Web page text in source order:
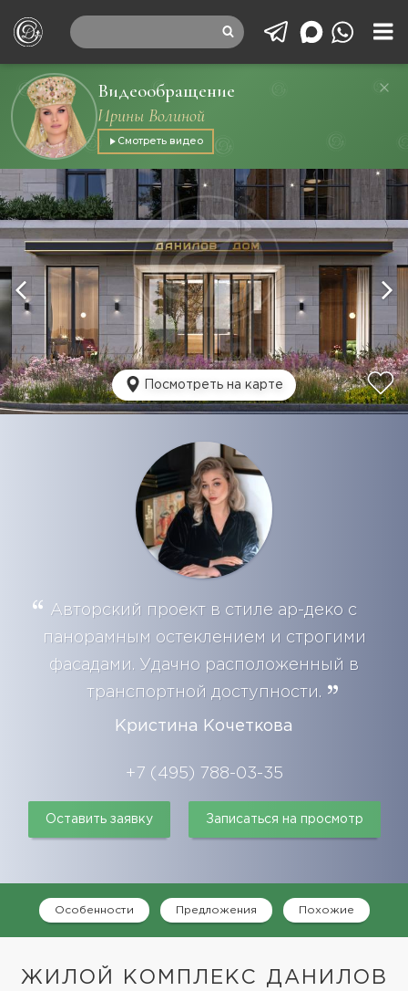
Видеообращение
Ирины Волиной
Смотреть видео
Посмотреть на карте
Авторский проект в стиле ар-деко с
панорамным остеклением и строгими
фасадами. Удачно расположенный в
транспортной доступности.
Кристина Кочеткова
+7 (495) 788-03-35
Оставить заявку Записаться на просмотр
Особенности Предложения Похожие
ЖИЛОЙ КОМПЛЕКС ДАНИЛОВ